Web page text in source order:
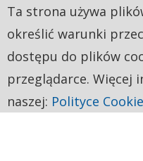
Ta strona używa
określić warunki
dostępu do plików
przeglądarce. Więcej
naszej: Polityce